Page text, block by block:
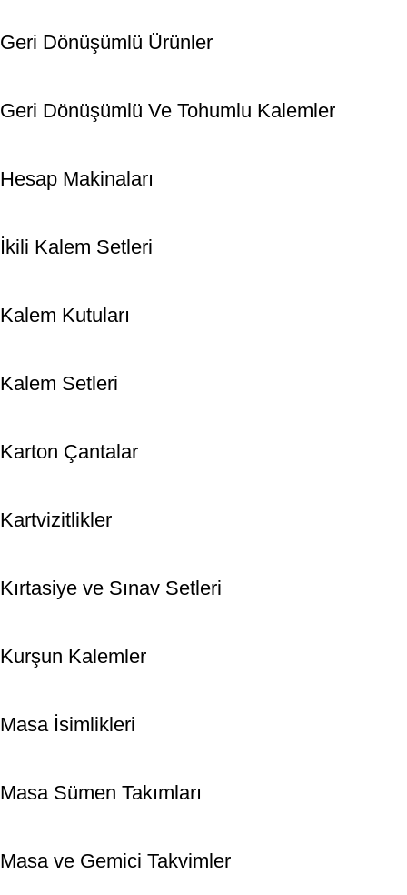
Geri Dönüşümlü Ürünler
Geri Dönüşümlü Ve Tohumlu Kalemler
Hesap Makinaları
İkili Kalem Setleri
Kalem Kutuları
Kalem Setleri
Karton Çantalar
Kartvizitlikler
Kırtasiye ve Sınav Setleri
Kurşun Kalemler
Masa İsimlikleri
Masa Sümen Takımları
Masa ve Gemici Takvimler